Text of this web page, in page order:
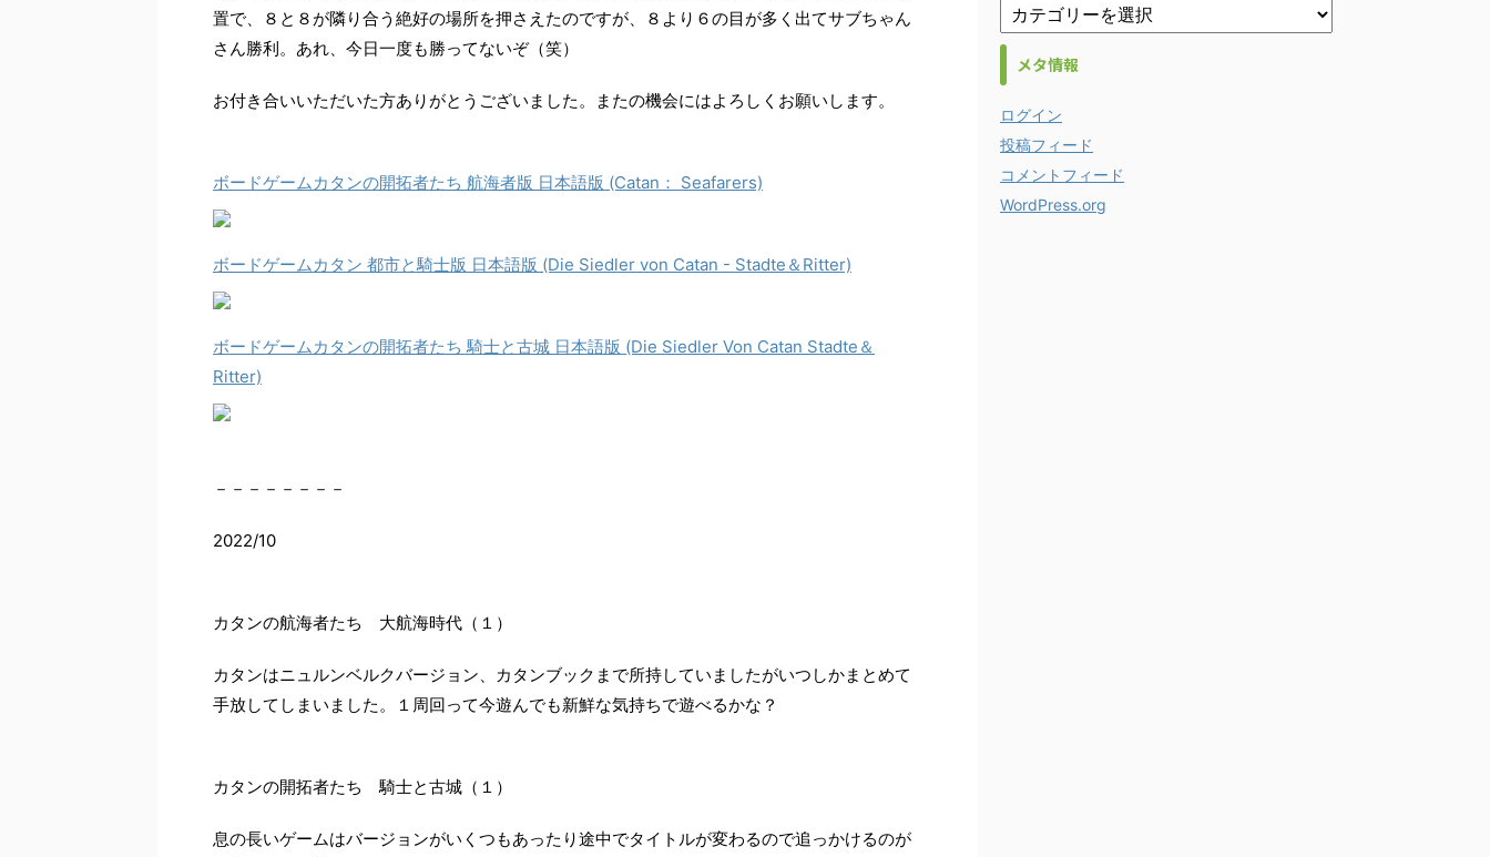
置で、８と８が隣り合う絶好の場所を押さえたのですが、８より６の目が多く出てサブちゃん
さん勝利。あれ、今日一度も勝ってないぞ（笑）
お付き合いいただいた方ありがとうございました。またの機会にはよろしくお願いします。
ボードゲームカタンの開拓者たち 航海者版 日本語版 (Catan： Seafarers)
ボードゲームカタン 都市と騎士版 日本語版 (Die Siedler von Catan - Stadte＆Ritter)
ボードゲームカタンの開拓者たち 騎士と古城 日本語版 (Die Siedler Von Catan Stadte＆
Ritter)
－－－－－－－－
2022/10
カタンの航海者たち 大航海時代（１）
カタンはニュルンベルクバージョン、カタンブックまで所持していましたがいつしかまとめて
手放してしまいました。１周回って今遊んでも新鮮な気持ちで遊べるかな？
カタンの開拓者たち 騎士と古城（１）
息の長いゲームはバージョンがいくつもあったり途中でタイトルが変わるので追っかけるのが
メタ情報
ログイン
投稿フィード
コメントフィード
WordPress.org